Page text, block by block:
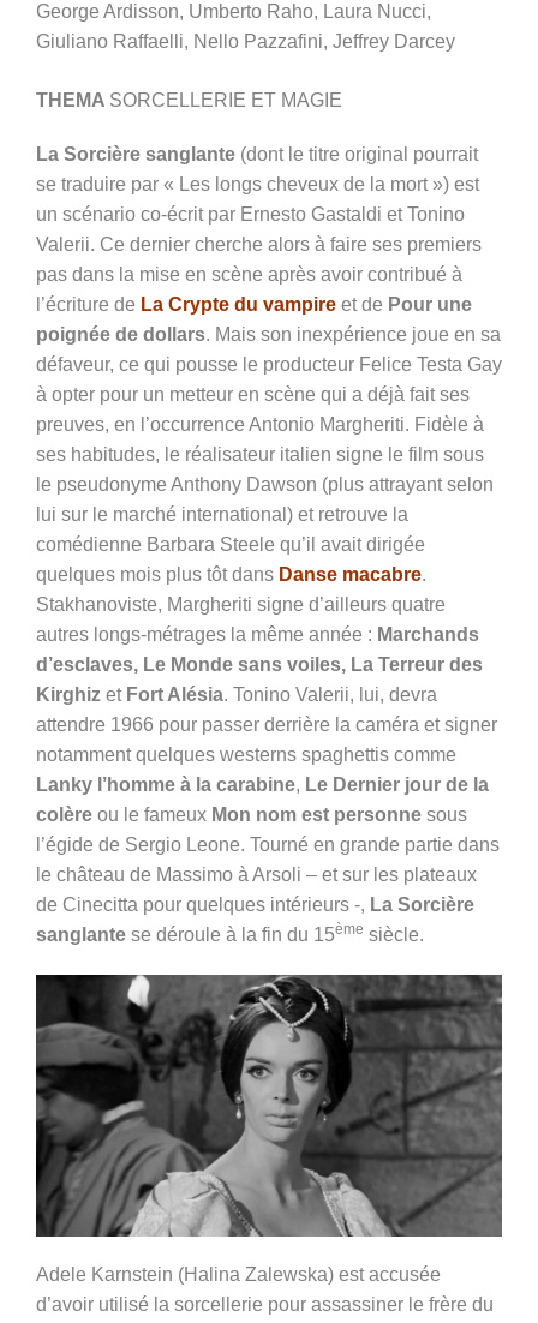
George Ardisson, Umberto Raho, Laura Nucci,
Giuliano Raffaelli, Nello Pazzafini, Jeffrey Darcey
THEMA SORCELLERIE ET MAGIE
La Sorcière sanglante (dont le titre original pourrait
se traduire par « Les longs cheveux de la mort ») est
un scénario co-écrit par Ernesto Gastaldi et Tonino
Valerii. Ce dernier cherche alors à faire ses premiers
pas dans la mise en scène après avoir contribué à
l’écriture de La Crypte du vampire et de Pour une
poignée de dollars. Mais son inexpérience joue en sa
défaveur, ce qui pousse le producteur Felice Testa Gay
à opter pour un metteur en scène qui a déjà fait ses
preuves, en l’occurrence Antonio Margheriti. Fidèle à
ses habitudes, le réalisateur italien signe le film sous
le pseudonyme Anthony Dawson (plus attrayant selon
lui sur le marché international) et retrouve la
comédienne Barbara Steele qu’il avait dirigée
quelques mois plus tôt dans Danse macabre.
Stakhanoviste, Margheriti signe d’ailleurs quatre
autres longs-métrages la même année : Marchands
d’esclaves, Le Monde sans voiles, La Terreur des
Kirghiz et Fort Alésia. Tonino Valerii, lui, devra
attendre 1966 pour passer derrière la caméra et signer
notamment quelques westerns spaghettis comme
Lanky l’homme à la carabine, Le Dernier jour de la
colère ou le fameux Mon nom est personne sous
l’égide de Sergio Leone. Tourné en grande partie dans
le château de Massimo à Arsoli – et sur les plateaux
de Cinecitta pour quelques intérieurs -, La Sorcière
sanglante se déroule à la fin du 15ème siècle.
Adele Karnstein (Halina Zalewska) est accusée
d’avoir utilisé la sorcellerie pour assassiner le frère du